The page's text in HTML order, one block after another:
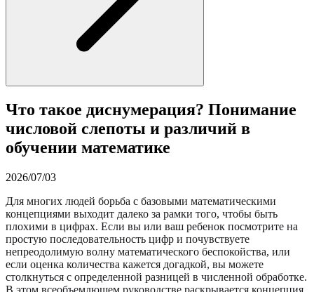
Что такое диснумерация? Понимание
числовой слепоты и различий в
обучении математике
2026/07/03
Для многих людей борьба с базовыми математическими
концепциями выходит далеко за рамки того, чтобы быть
плохими в цифрах. Если вы или ваш ребенок посмотрите на
простую последовательность цифр и почувствуете
непреодолимую волну математического беспокойства, или
если оценка количества кажется догадкой, вы можете
столкнуться с определенной разницей в численной обработке.
В этом всеобъемлющем руководстве раскрывается концепция